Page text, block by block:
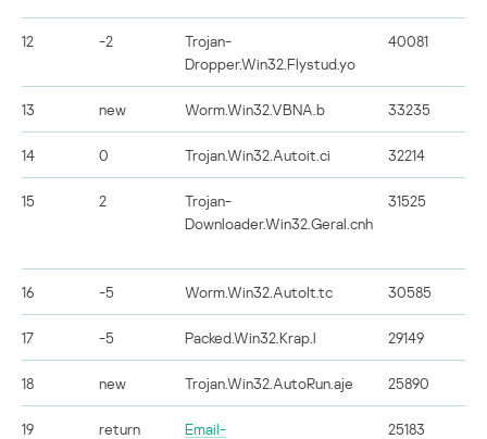
12 -2
Trojan-
Dropper.Win32.Flystud.yo
40081
13 new Worm.Win32.VBNA.b 33235
14 0 Trojan.Win32.Autoit.ci 32214
15 2
Trojan-
Downloader.Win32.Geral.cnh
31525
16 -5 Worm.Win32.AutoIt.tc 30585
17 -5 Packed.Win32.Krap.l 29149
18 new Trojan.Win32.AutoRun.aje 25890
19 return
Email-
25183